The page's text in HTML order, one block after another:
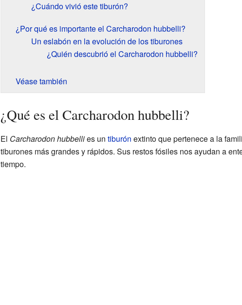
¿Cuándo vivió este tiburón?
¿Por qué es importante el Carcharodon hubbelli?
Un eslabón en la evolución de los tiburones
¿Quién descubrió el Carcharodon hubbelli?
Véase también
¿Qué es el Carcharodon hubbelli?
El Carcharodon hubbellies un tiburón extinto que pertenece a la
tiburones más grandes y rápidos. Sus restos fósiles nos ayudan a
tiempo.